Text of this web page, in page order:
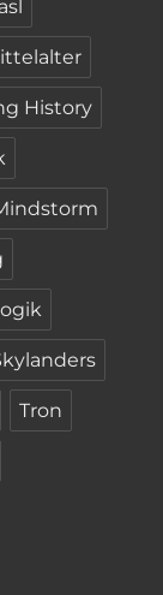
History
Tron